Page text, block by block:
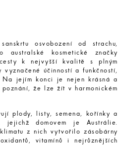
osvobození od strachu,
kosmetické značky
k nejvyšší kvalitě s plným
účinností a funkčností,
Na jejím konci je nejen krásná a
že lze žít v harmonickém
plody, listy, semena, kořínky a
jejichž domovem je Austrálie.
z nich vytvořilo zásobárny
vitamínů i nejrůznějších